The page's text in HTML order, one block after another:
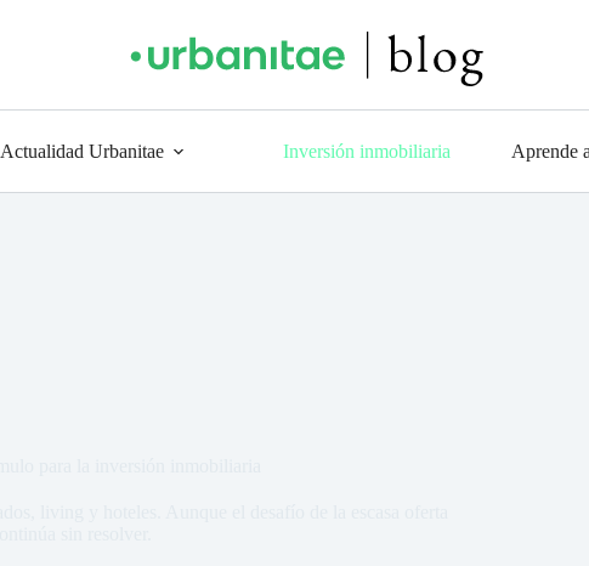
Actualidad Urbanitae Inversión inmobiliaria Aprende